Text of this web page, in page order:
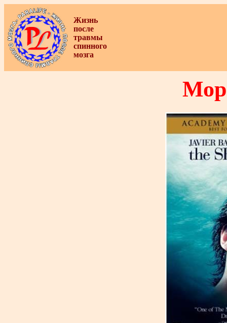
Жизнь
после
травмы
спинного
мозга